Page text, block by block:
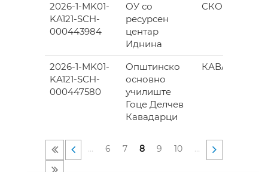
2026-1-MK01-
KA121-SCH-
000443984
ОУ со
ресурсен
центар
Иднина
СКОПЈЕ
2026-1-MK01-
KA121-SCH-
000447580
Општинско
основно
училиште
Гоце Делчев
Кавадарци
КАВАДАРЦИ
… 6 7 8 9 10 …